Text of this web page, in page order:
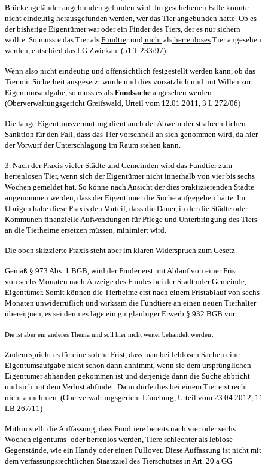
Brückengeländer angebunden gefunden wird. Im geschehenen Falle konnte
nicht eindeutig herausgefunden werden, wer das Tier angebunden hatte. Ob es
der bisherige Eigentümer war oder ein Finder des Tiers, der es nur sichern
wollte. So musste das Tier als Fundtier und nicht als herrenloses Tier angesehen
werden, entschied das LG Zwickau. (51 T 233/97)
Wenn also nicht eindeutig und offensichtlich festgestellt werden kann, ob das
Tier mit Sicherheit ausgesetzt wurde und dies vorsätzlich und mit Willen zur
Eigentumsaufgabe, so muss es als Fundsache angesehen werden.
(Oberverwaltungsgericht Greifswald, Urteil vom 12.01.2011, 3 L 272/06)
Die lange Eigentumsvermutung dient auch der Abwehr der strafrechtlichen
Sanktion für den Fall, dass das Tier vorschnell an sich genommen wird, da hier
der Vorwurf der Unterschlagung im Raum stehen kann.
3. Nach der Praxis vieler Städte und Gemeinden wird das Fundtier zum
herrenlosen Tier, wenn sich der Eigentümer nicht innerhalb von vier bis sechs
Wochen gemeldet hat. So könne nach Ansicht der dies praktizierenden Städte
angenommen werden, dass der Eigentümer die Suche aufgegeben hätte. Im
Übrigen habe diese Praxis den Vorteil, dass die Dauer, in der die Städte oder
Kommunen finanzielle Aufwendungen für Pflege und Unterbringung des Tiers
an die Tierheime ersetzen müssen, minimiert wird.
Die oben skizzierte Praxis steht aber im klaren Widerspruch zum Gesetz.
Gemäß § 973 Abs. 1 BGB, wird der Finder erst mit Ablauf von einer Frist
von sechs Monaten nach Anzeige des Fundes bei der Stadt oder Gemeinde,
Eigentümer. Somit können die Tierheime erst nach einem Fristablauf von sechs
Monaten unwiderruflich und wirksam die Fundtiere an einen neuen Tierhalter
übereignen, es sei denn es läge ein gutgläubiger Erwerb § 932 BGB vor.
Die ist aber ein anderes Thema und soll hier nicht weiter behandelt werden.
Zudem spricht es für eine solche Frist, dass man bei leblosen Sachen eine
Eigentumsaufgabe nicht schon dann annimmt, wenn sie dem ursprünglichen
Eigentümer abhanden gekommen ist und derjenige dann die Suche abbricht
und sich mit dem Verlust abfindet. Dann dürfe dies bei einem Tier erst recht
nicht annehmen. (Oberverwaltungsgericht Lüneburg, Urteil vom 23.04.2012, 11
LB 267/11)
Mithin stellt die Auffassung, dass Fundtiere bereits nach vier oder sechs
Wochen eigentums- oder herrenlos werden, Tiere schlechter als leblose
Gegenstände, wie ein Handy oder einen Pullover. Diese Auffassung ist nicht mit
dem verfassungsrechtlichen Staatsziel des Tierschutzes in Art. 20 a GG